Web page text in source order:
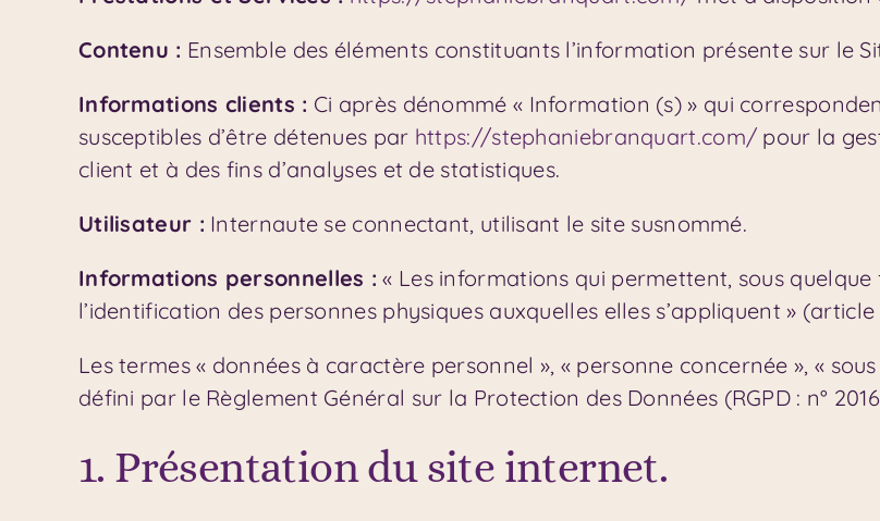
Contenu : Ensemble des éléments constituants l’information présente sur le
Informations clients : Ci après dénommé « Information (s) » qui
susceptibles d’être détenues par https://stephaniebranquart.com/ pour la
client et à des fins d’analyses et de statistiques.
Utilisateur : Internaute se connectant, utilisant le site susnommé.
Informations personnelles : « Les informations qui permettent, sous
l’identification des personnes physiques auxquelles elles s’appliquent » (article
Les termes « données à caractère personnel », « personne concernée », «
défini par le Règlement Général sur la Protection des Données (RGPD : n°
1. Présentation du site internet.